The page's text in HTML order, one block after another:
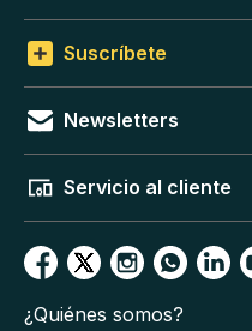
Suscríbete
Newsletters
Servicio al cliente
¿Quiénes somos?